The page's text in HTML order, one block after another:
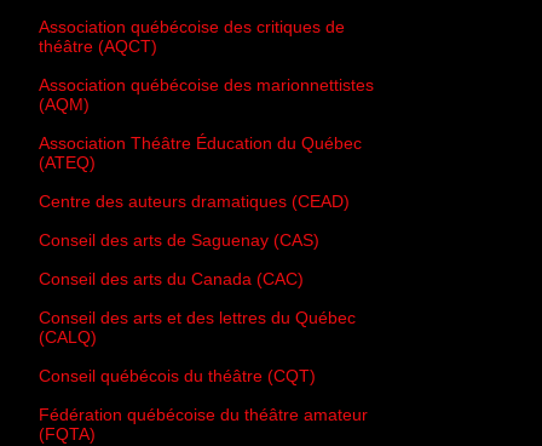
Association québécoise des critiques de
théâtre (AQCT)
Association québécoise des marionnettistes
(AQM)
Association Théâtre Éducation du Québec
(ATEQ)
Centre des auteurs dramatiques (CEAD)
Conseil des arts de Saguenay (CAS)
Conseil des arts du Canada (CAC)
Conseil des arts et des lettres du Québec
(CALQ)
Conseil québécois du théâtre (CQT)
Fédération québécoise du théâtre amateur
(FQTA)